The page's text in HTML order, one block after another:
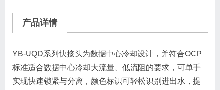
产品详情
YB-UQD系列快接头为数据中心冷却设计，并符合OCP
标准适合数据中心冷却大流量、低流阻的要求，可单手
实现快速锁紧与分离，颜色标识可轻松识别进出水，提